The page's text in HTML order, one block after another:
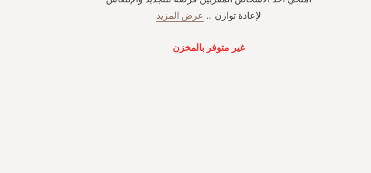
لإعادة توازن ... عرض المزيد
غير متوفر بالمخزن